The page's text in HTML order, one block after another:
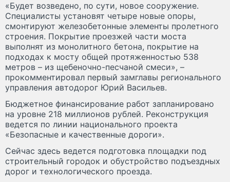
«Будет возведено, по сути, новое сооружение.
Специалисты установят четыре новые опоры,
смонтируют железобетонные элементы пролетного
строения. Покрытие проезжей части моста
выполнят из монолитного бетона, покрытие на
подходах к мосту общей протяженностью 538
метров – из щебеночно-песчаной смеси», –
прокомментировал первый замглавы регионального
управления автодорог Юрий Васильев.
Бюджетное финансирование работ запланировано
на уровне 218 миллионов рублей. Реконструкция
ведется по линии национального проекта
«Безопасные и качественные дороги».
Сейчас здесь ведется подготовка площадки под
строительный городок и обустройство подъездных
дорог и технологического проезда.